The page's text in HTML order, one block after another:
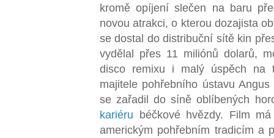
kromě opíjení slečen na baru
novou atrakci, o kterou dozajista
se dostal do distribuční sítě kin
vydělal přes 11 miliónů dolarů,
disco remixu i malý úspěch na
majitele pohřebního ústavu
se zařadil do síně oblíbených
kariéru béčkové hvězdy. Film
americkým pohřebním tradicím a